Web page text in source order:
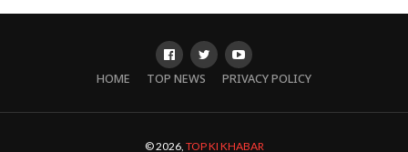
HOME TOP NEWS PRIVACY POLICY
© 2026, TOP KI KHABAR